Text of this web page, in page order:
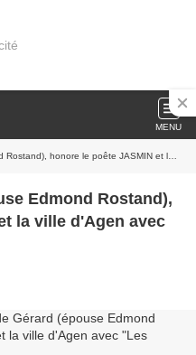
MENU
le poête JASMIN et la ville d'Agen avec "Les Papillotes"
Edmond Rostand),
la ville d'Agen avec